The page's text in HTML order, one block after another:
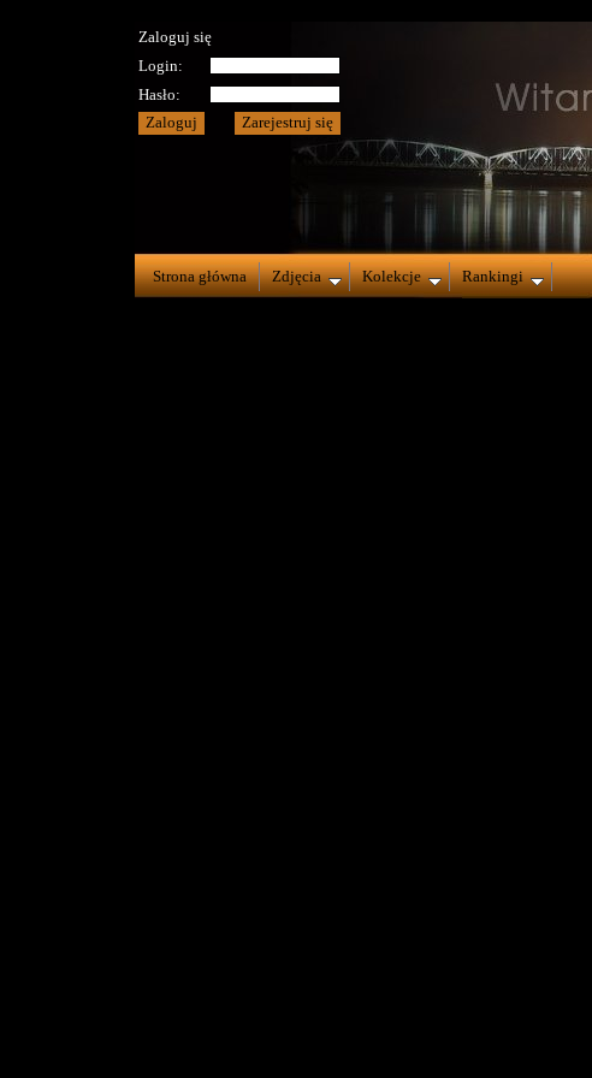
Zaloguj się
Login:
Hasło:
Strona główna Zdjęcia Kolekcje Rankingi